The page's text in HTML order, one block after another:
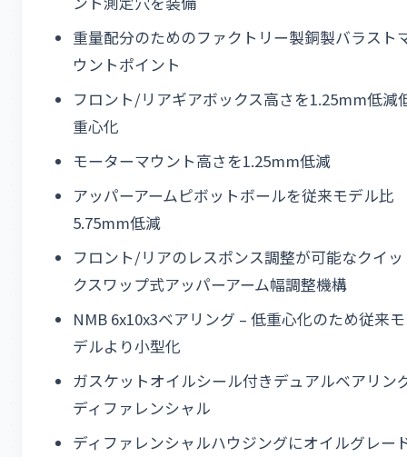
重量配分のためのファクトリー製銅製バラスト
ウントポイント
フロント/リアギアボックス高さを1.25mm低減
重心化
モーターマウント高さを1.25mm低減
アッパーアームピボットボールを従来モデル比
5.75mm低減
フロント/リアのレスポンス調整が可能なクイッ
クスワップ式アッパーアーム幅調整機構
NMB 6x10x3ベアリング – 低重心化のため従来モ
デルより小型化
ガスケットオイルシール付きデュアルベアリン
ディファレンシャル
ディファレンシャルハウジングにオイルグレー